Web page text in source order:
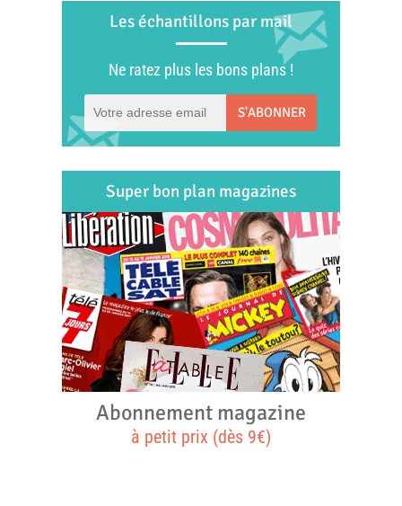
Les échantillons par mail
Ne ratez plus les bons plans !
S'ABONNER
Super bon plan magazines
Abonnement magazine
à petit prix (dès 9€)